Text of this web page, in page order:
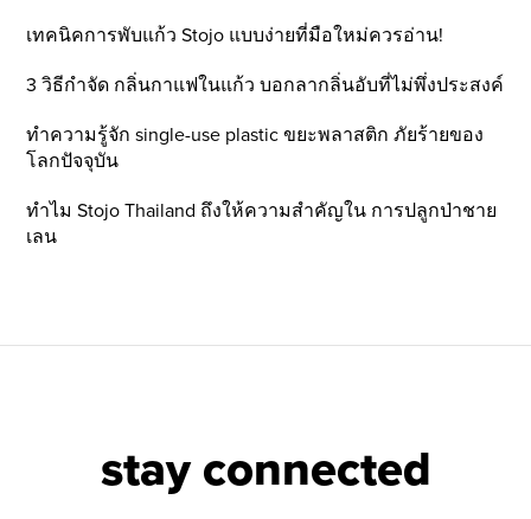
เทคนิคการพับแก้ว Stojo แบบง่ายที่มือใหม่ควรอ่าน!
3 วิธีกำจัด กลิ่นกาแฟในแก้ว บอกลากลิ่นอับที่ไม่พึ่งประสงค์
ทำความรู้จัก single-use plastic ขยะพลาสติก ภัยร้ายของ
โลกปัจจุบัน
ทำไม Stojo Thailand ถึงให้ความสำคัญใน การปลูกป่าชาย
เลน
stay connected